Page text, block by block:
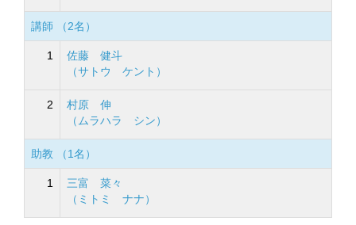
講師 （2名）
1
佐藤 健斗
（サトウ ケント）
2
村原 伸
（ムラハラ シン）
助教 （1名）
1
三富 菜々
（ミトミ ナナ）